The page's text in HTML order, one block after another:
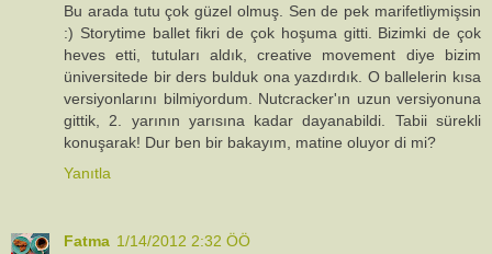
Bu arada tutu çok güzel olmuş. Sen de pek marifetliymişsin
:) Storytime ballet fikri de çok hoşuma gitti. Bizimki de çok
heves etti, tutuları aldık, creative movement diye bizim
üniversitede bir ders bulduk ona yazdırdık. O ballelerin kısa
versiyonlarını bilmiyordum. Nutcracker'ın uzun versiyonuna
gittik, 2. yarının yarısına kadar dayanabildi. Tabii sürekli
konuşarak! Dur ben bir bakayım, matine oluyor di mi?
Yanıtla
Fatma 1/14/2012 2:32 ÖÖ